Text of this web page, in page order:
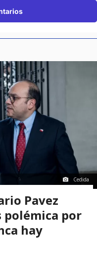
Cedida
Pavez
polémica por
hay